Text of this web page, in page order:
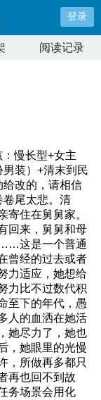
登录
阅读记录
慢长型+女主
装）+清末到民
给改的，请相信
卷尾太悲。清
寄住在舅舅家。
回来，舅舅和母
这是一个普通
曾经的过去或者
力适应，她想给
力比不过数代积
至下的年代，愚
人的血洒在她活
她尽力了，她也
，她眼里的光慢
，所做再多都只
再也回不到故
务场景会用化